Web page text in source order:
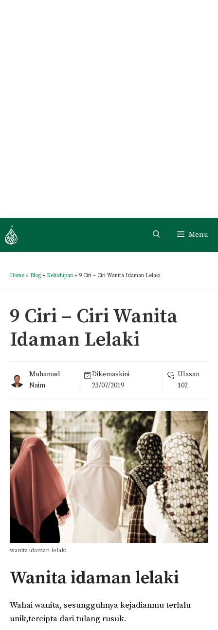
Menu
Home » Blog » Kehidupan » 9 Ciri – Ciri Wanita Idaman Lelaki
9 Ciri – Ciri Wanita
Idaman Lelaki
Muhamad
Naim
Dikemaskini
23/07/2019
Ulasan
102
wanita idaman lelaki
Wanita idaman lelaki
Wahai wanita, sesungguhnya kejadianmu terlalu
unik,tercipta dari tulang rusuk.